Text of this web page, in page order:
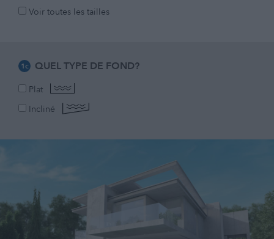
Voir toutes les tailles
1c QUEL TYPE DE FOND?
Plat
Incliné